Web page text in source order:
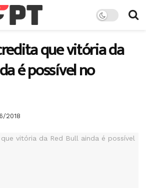
que vitória da
é possível no
2018